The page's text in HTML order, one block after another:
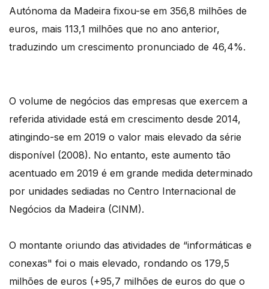
Autónoma da Madeira fixou-se em 356,8 milhões de
euros, mais 113,1 milhões que no ano anterior,
traduzindo um crescimento pronunciado de 46,4%.
O volume de negócios das empresas que exercem a
referida atividade está em crescimento desde 2014,
atingindo-se em 2019 o valor mais elevado da série
disponível (2008). No entanto, este aumento tão
acentuado em 2019 é em grande medida determinado
por unidades sediadas no Centro Internacional de
Negócios da Madeira (CINM).
O montante oriundo das atividades de “informáticas e
conexas" foi o mais elevado, rondando os 179,5
milhões de euros (+95,7 milhões de euros do que o